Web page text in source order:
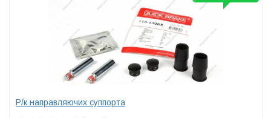
Р/к направляючих суппорта